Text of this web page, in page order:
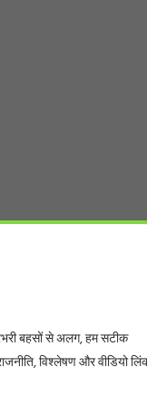
बहसों से अलग, हम सटीक
विश्लेषण और वीडियो